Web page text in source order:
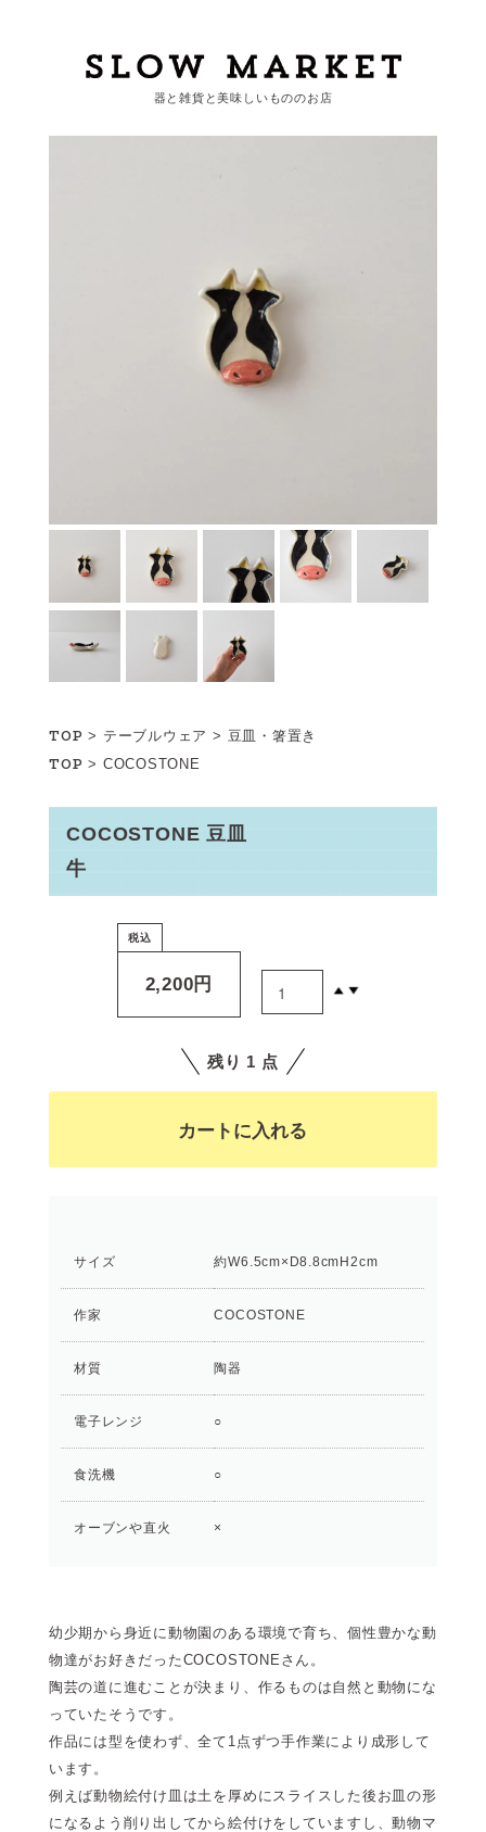
カートを見る
配送について
器と雑貨と美味しいもののお店
TOP > テーブルウェア > 豆皿・箸置き
TOP > COCOSTONE
COCOSTONE 豆皿
牛
税込
2,200円
残り 1 点
サイズ 約W6.5cm×D8.8cmH2cm
作家 COCOSTONE
材質 陶器
電子レンジ ○
食洗機 ○
オーブンや直火 ×
幼少期から身近に動物園のある環境で育ち、個性豊かな動
物達がお好きだったCOCOSTONEさん。
陶芸の道に進むことが決まり、作るものは自然と動物にな
っていたそうです。
作品には型を使わず、全て1点ずつ手作業により成形して
います。
例えば動物絵付け皿は土を厚めにスライスした後お皿の形
になるよう削り出してから絵付けをしていますし、動物マ